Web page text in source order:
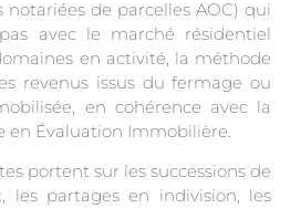
notariées de parcelles AOC) qui
avec le marché résidentiel
en activité, la méthode
revenus issus du fermage ou
en cohérence avec la
en Évaluation Immobilière.
portent sur les successions de
les partages en indivision, les